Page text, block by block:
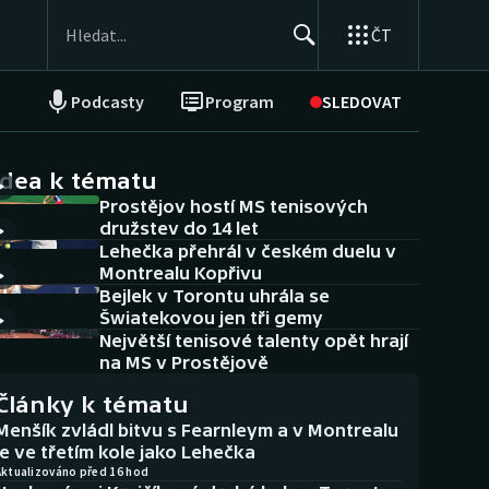
ČT
Podcasty Program SLEDOVAT
NEPŘEHLÉDNĚTE
Historické návraty
Aplikace ČT sport
AZ kvíz
k tématu
Prostějov hostí MS tenisových
družstev do 14 let
Lehečka přehrál v českém duelu v
Montrealu Kopřivu
Bejlek v Torontu uhrála se
Šwiatekovou jen tři gemy
Největší tenisové talenty opět hrají
na MS v Prostějově
k tématu
zvládl bitvu s Fearnleym a v Montrealu
ve třetím kole jako Lehečka
před 16 hod